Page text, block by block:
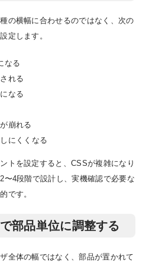
の横幅に合わせるのではなく、次の
定します。
なる
れる
なる
崩れる
にくくなる
トを設定すると、CSSが複雑になり
〜4段階で設計し、実機確認で必要な
です。
部品単位に調整する
全体の幅ではなく、部品が置かれて